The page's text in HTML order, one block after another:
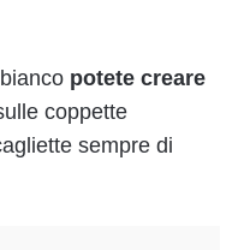
potete creare
coppette
sempre di